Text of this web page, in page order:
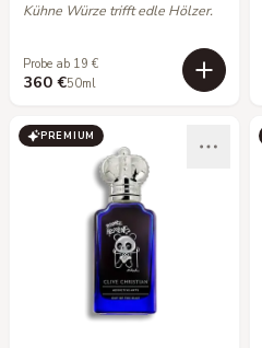
Kühne Würze trifft edle Hölzer.
Probe ab 19 €
360 €50ml
PREMIUM